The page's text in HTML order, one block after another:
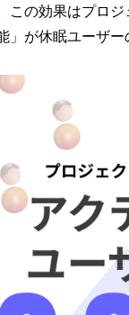
この効果はプロ
」が休眠ユーザ